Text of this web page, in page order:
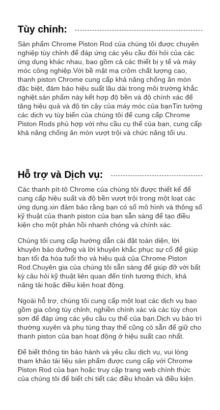
Tùy chỉnh:
Sản phẩm Chrome Piston Rod của chúng tôi được chuyên
nghiệp tùy chỉnh để đáp ứng các yêu cầu đòi hỏi của các
ứng dụng khác nhau, bao gồm cả các thiết bị y tế và máy
móc công nghiệp.Với bề mặt mạ crôm chất lượng cao,
thanh piston Chrome cung cấp khả năng chống ăn mòn
đặc biệt, đảm bảo hiệu suất lâu dài trong môi trường khắc
nghiệt.sản phẩm này kết hợp độ bền và độ chính xác để
tăng hiệu quả và độ tin cậy của máy móc của bạnTin tưởng
các dịch vụ tùy biến của chúng tôi để cung cấp Chrome
Piston Rods phù hợp với nhu cầu cụ thể của bạn, cung cấp
khả năng chống ăn mòn vượt trội và chức năng tối ưu.
Hỗ trợ và Dịch vụ:
Các thanh pít-tô Chrome của chúng tôi được thiết kế để
cung cấp hiệu suất và độ bền vượt trội trong một loạt các
ứng dụng.xin đảm bảo rằng bạn có số mô hình và thông số
kỹ thuật của thanh piston của bạn sẵn sàng để tạo điều
kiện cho một phản hồi nhanh chóng và chính xác.
Chúng tôi cung cấp hướng dẫn cài đặt toàn diện, lời
khuyên bảo dưỡng và lời khuyên khắc phục sự cố để giúp
bạn tối đa hóa tuổi thọ và hiệu quả của Chrome Piston
Rod.Chuyên gia của chúng tôi sẵn sàng để giúp đỡ với bất
kỳ câu hỏi kỹ thuật liên quan đến tính tương thích, khả
năng tải hoặc điều kiện hoạt động.
Ngoài hỗ trợ, chúng tôi cung cấp một loạt các dịch vụ bao
gồm gia công tùy chỉnh, nghiền chính xác và các tùy chọn
sơn để đáp ứng các yêu cầu cụ thể của bạn.Dịch vụ bảo trì
thường xuyên và phụ tùng thay thế cũng có sẵn để giữ cho
thanh piston của bạn hoạt động ở hiệu suất cao nhất.
Để biết thông tin bảo hành và yêu cầu dịch vụ, vui lòng
tham khảo tài liệu sản phẩm được cung cấp với Chrome
Piston Rod của bạn hoặc truy cập trang web chính thức
của chúng tôi để biết chi tiết các điều khoản và điều kiện.